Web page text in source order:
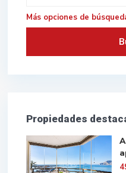
Más opciones de
Propiedades